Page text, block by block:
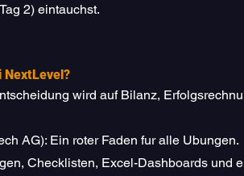
2) eintauchst.
NextLevel?
wird auf Bilanz,
AG): Ein roter Faden fur alle Ubungen.
Checklisten, Excel-Dashboards und